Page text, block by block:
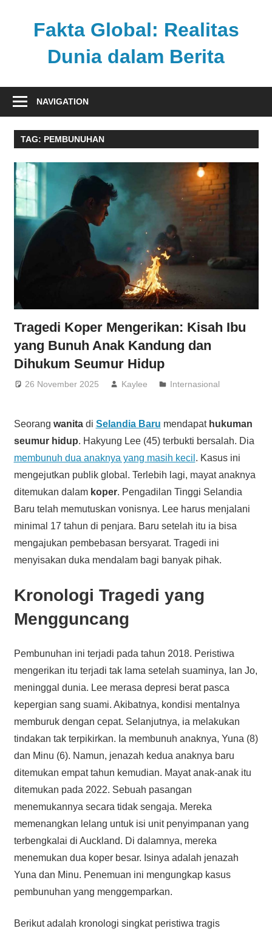
Fakta Global: Realitas
Dunia dalam Berita
kabar
dari
berbagai
pandang
NAVIGATION
TAG: PEMBUNUHAN
Tragedi Koper Mengerikan: Kisah Ibu
yang Bunuh Anak Kandung dan
Dihukum Seumur Hidup
26 November 2025 Kaylee Internasional
Seorang wanitadi Selandia Baru mendapat hukuman
seumur hidup. Hakyung Lee (45) terbukti bersalah. Dia
membunuh dua anaknya yang masih kecil . Kasus ini
mengejutkan publik global. Terlebih lagi, mayat anaknya
ditemukan dalam koper. Pengadilan Tinggi Selandia
Baru telah memutuskan vonisnya. Lee harus menjalani
minimal 17 tahun di penjara. Baru setelah itu ia bisa
mengajukan pembebasan bersyarat. Tragedi ini
menyisakan duka mendalam bagi banyak pihak.
Kronologi Tragedi yang
Mengguncang
Pembunuhan ini terjadi pada tahun 2018. Peristiwa
mengerikan itu terjadi tak lama setelah suaminya, Ian Jo,
meninggal dunia. Lee merasa depresi berat pasca
kepergian sang suami. Akibatnya, kondisi mentalnya
memburuk dengan cepat. Selanjutnya, ia melakukan
tindakan tak terpikirkan. Ia membunuh anaknya, Yuna (8)
dan Minu (6). Namun, jenazah kedua anaknya baru
ditemukan empat tahun kemudian. Mayat anak-anak itu
ditemukan pada 2022. Sebuah pasangan
menemukannya secara tidak sengaja. Mereka
memenangkan lelang untuk isi unit penyimpanan yang
terbengkalai di Auckland. Di dalamnya, mereka
menemukan dua koper besar. Isinya adalah jenazah
Yuna dan Minu. Penemuan ini mengungkap kasus
pembunuhan yang menggemparkan.
Berikut adalah kronologi singkat peristiwa tragis